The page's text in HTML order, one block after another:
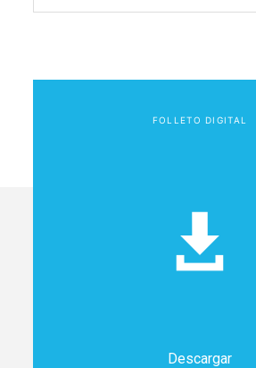
FOLLETO DIGITAL
Descargar